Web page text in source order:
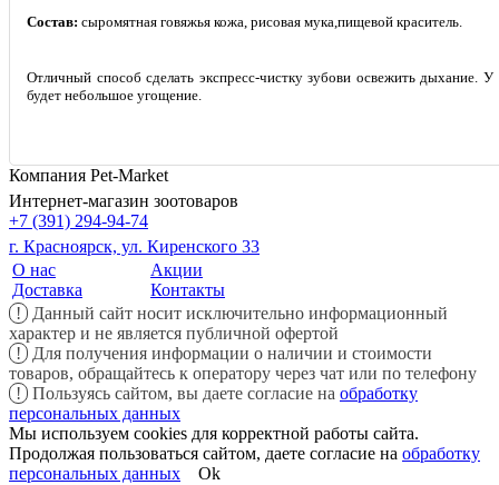
Состав: сыромятная говяжья кожа, рисовая мука,пищевой краситель.
Отличный способ сделать экспресс-чистку зубови освежить дыхание. У
будет небольшое угощение.
Компания Pet-Market
Интернет-магазин зоотоваров
+7 (391) 294-94-74
г. Красноярск, ул. Киренского 33
О нас
Доставка
Акции
Контакты
!
Данный сайт носит исключительно информационный
характер и не является публичной офертой
!
Для получения информации о наличии и стоимости
товаров, обращайтесь к оператору через чат или по телефону
!
Пользуясь сайтом, вы даете согласие на обработку
персональных данных
Мы используем cookies для корректной работы сайта.
Продолжая пользоваться сайтом, даете согласие на обработку
персональных данных
Ok